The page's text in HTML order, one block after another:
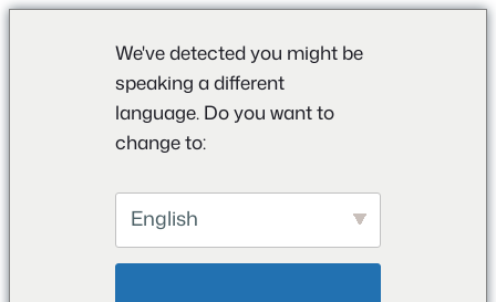
We've detected you might be
speaking a different
language. Do you want to
change to:
English